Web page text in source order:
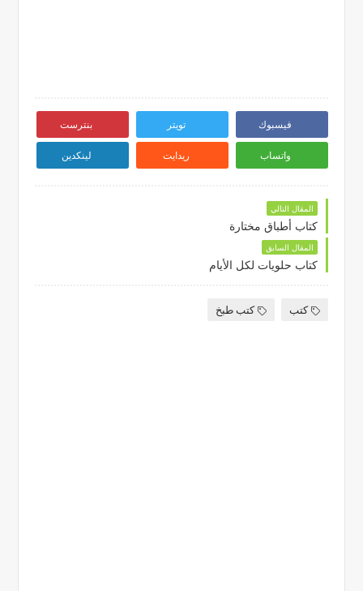
فيسبوك تويتر بنترست
واتساب ريدايت لينكدين
المقال التالي
كتاب أطباق مختارة
المقال السابق
كتاب حلويات لكل الأيام
كتب كتب طبخ